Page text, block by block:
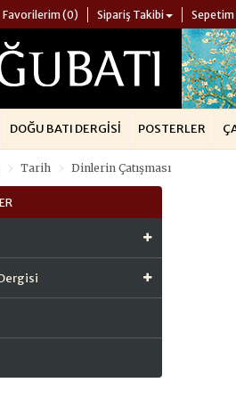
Favorilerim (0) Sipariş Takibi Sepetim
DOĞU BATI DERGISI POSTERLER
Tarih Dinlerin Çatışması